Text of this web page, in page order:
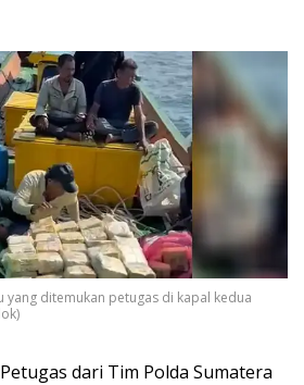
yang ditemukan petugas di kapal kedua
dari Tim Polda Sumatera